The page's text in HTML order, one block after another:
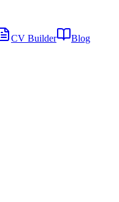
CV Builder Blog